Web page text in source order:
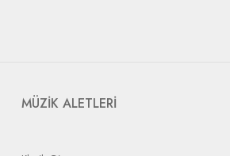
MÜZİK ALETLERİ